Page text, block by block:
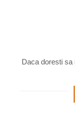
Daca doresti sa